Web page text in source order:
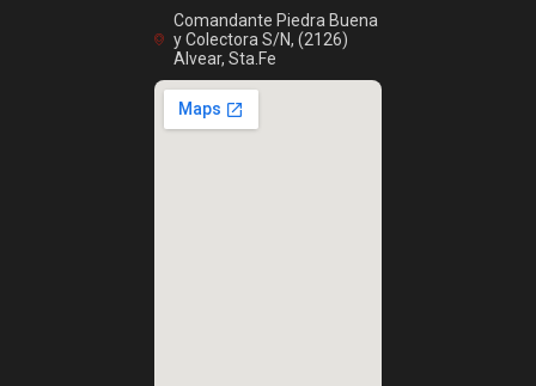
Comandante Piedra Buena
y Colectora S/N, (2126)
Alvear, Sta.Fe